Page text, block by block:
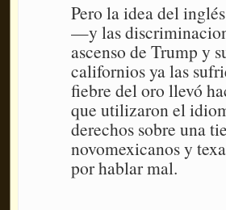
Pero la idea del
—y las
ascenso de Trump y
californios ya las
fiebre del oro llevó
que utilizaron el
derechos sobre una
novomexicanos y
por hablar mal.